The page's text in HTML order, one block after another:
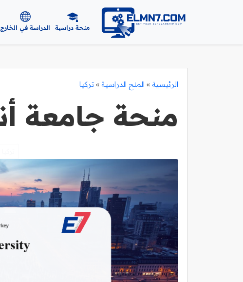
منحة دراسية الدراسة في الخارج
الرئيسية » المنح الدراسية » تركيا
منحة جامعة